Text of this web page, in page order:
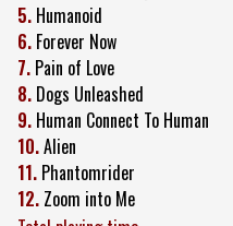
5. Humanoid
6. Forever Now
7. Pain of Love
8. Dogs Unleashed
9. Human Connect To Human
10.Alien
11. Phantomrider
12. Zoom into Me